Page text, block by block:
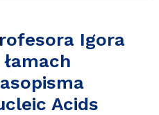
Igora
Acids